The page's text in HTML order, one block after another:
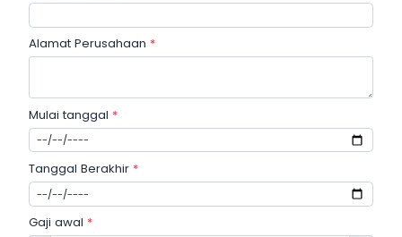
Alamat Perusahaan *
Mulai tanggal *
Tanggal Berakhir *
Gaji awal *